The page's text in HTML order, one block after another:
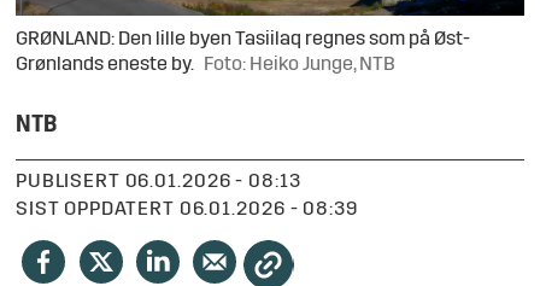
GRØNLAND: Den lille byen Tasiilaq regnes som på Øst-
Grønlands eneste by.
Foto: Heiko Junge, NTB
NTB
PUBLISERT
06.01.2026 - 08:13
SIST OPPDATERT
06.01.2026 - 08:39